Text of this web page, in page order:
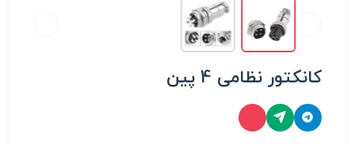
کانکتور نظامی 4 پین